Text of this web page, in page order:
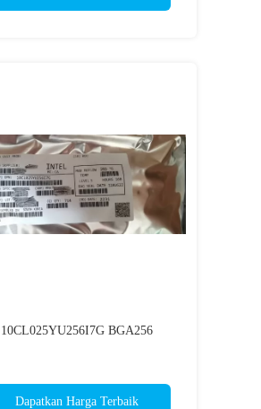
10CL025YU256I7G BGA256
Dapatkan Harga Terbaik